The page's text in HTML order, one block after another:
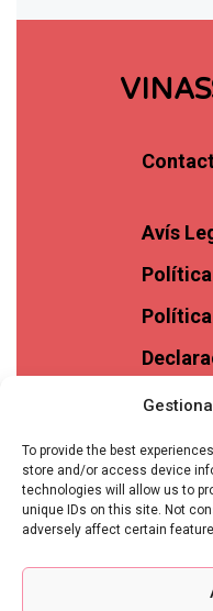
To provide the best
store and/or access device
technologies will allow us to
unique IDs on this site. Not
adversely affect certain
Avís